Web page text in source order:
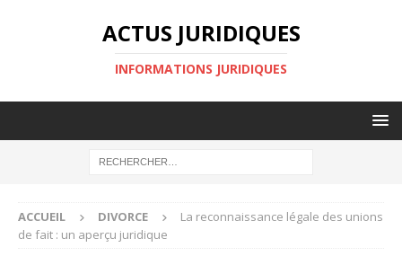
ACTUS JURIDIQUES
INFORMATIONS JURIDIQUES
ACCUEIL DIVORCE
La reconnaissance légale des unions
de fait : un aperçu juridique